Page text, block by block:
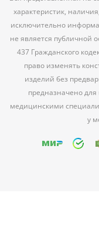
характеристик,
исключительно
не является публичной
437 Гражданского
право изменять
изделий без
предназначено
медицинскими
у